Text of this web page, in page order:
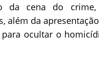
da cena do
além da
ocultar o